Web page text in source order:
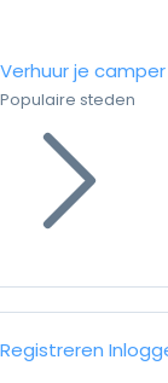
Verhuur je camper
Populaire steden
Registreren